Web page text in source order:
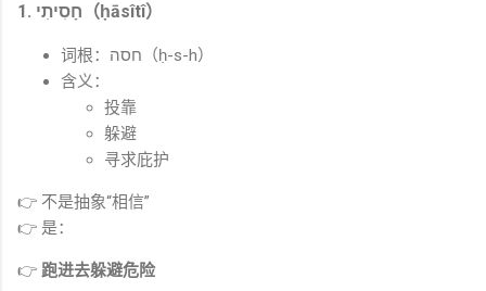
1. חָסִיתִי（ḥāsîtî）
词根：חסה（ḥ-s-h）
含义：
投靠
躲避
寻求庇护
👉 不是抽象“相信”
👉 是：
👉 跑进去躲避危险